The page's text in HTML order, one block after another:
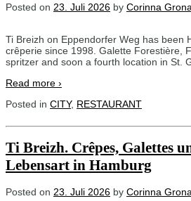
Posted on 23. Juli 2026 by Corinna
Ti Breizh on Eppendorfer Weg has been
crêperie since 1998. Galette Forestière,
spritzer and soon a fourth location in St.
Read more ›
Posted in CITY, RESTAURANT
Ti Breizh. Crêpes, Galettes
Lebensart in Hamburg
Posted on 23. Juli 2026 by Corinna